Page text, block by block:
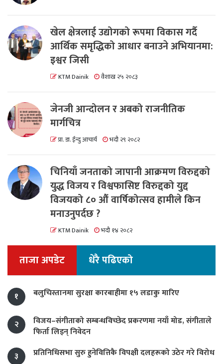
खेल क्षेत्रलाई उद्योगको रूपमा विकास गर्दै
आर्थिक समृद्धिको आधार बनाउने अभियानमा:
इश्वर जिसी
KTM Dainik वैशाख २५ २०८३
जेनजी आन्दोलन र अबको राजनीतिक
मार्गचित्र
प्रा. डा. ईन्दु आचार्य भदौ २९ २०८२
चिनियाँ जनताको जापानी आक्रमण विरुद्दको
युद्ध विजय र विश्वफासिष्ट विरुद्दको युद्द
विजयको ८० औं वार्षिकोत्सव हामीले किन
मनाउनुपर्दछ ?
KTM Dainik भदौ १४ २०८२
ताजा अपडेट धेरै पढिएको
१ बलुचिस्तानमा सुरक्षा कारबाहीमा १५ लडाकु मारिए
२
विजय–संगीताको सम्बन्धविच्छेद प्रकरणमा नयाँ मोड, संगीता‍ले
फिर्ता लिइन् निवेदन
३
प्रतिनिधिसभा सुरु हुनेवित्तिकै विपक्षी दलहरूको उठेर गरे विरोध